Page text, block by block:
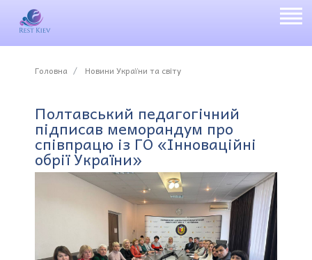
Головна Новини України та світу
Полтавський педагогічний
підписав меморандум про
співпрацю із ГО «Інноваційні
обрії України»